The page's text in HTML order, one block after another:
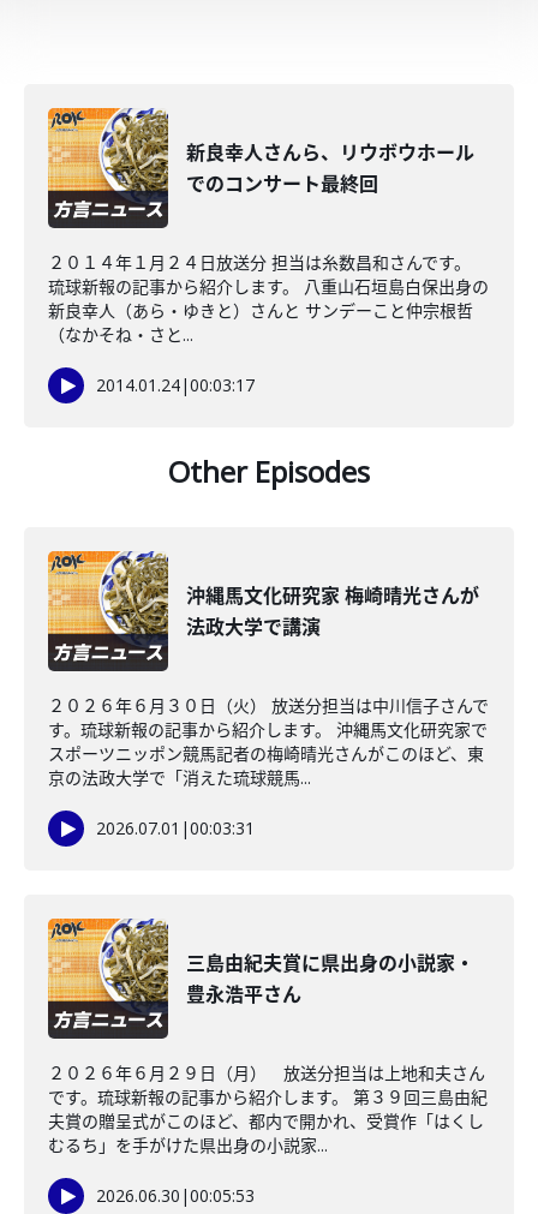
新良幸人さんら、リウボウホール
でのコンサート最終回
２０１４年１月２４日放送分 担当は糸数昌和さんです。
琉球新報の記事から紹介します。 八重山石垣島白保出身の
新良幸人（あら・ゆきと）さんと サンデーこと仲宗根哲
（なかそね・さと...
2014.01.24|00:03:17
Other Episodes
沖縄馬文化研究家 梅崎晴光さんが
法政大学で講演
２０２６年６月３０日（火） 放送分担当は中川信子さんで
す。琉球新報の記事から紹介します。 沖縄馬文化研究家で
スポーツニッポン競馬記者の梅崎晴光さんがこのほど、東
京の法政大学で「消えた琉球競馬...
2026.07.01 |00:03:31
三島由紀夫賞に県出身の小説家・
豊永浩平さん
２０２６年６月２９日（月） 放送分担当は上地和夫さん
です。琉球新報の記事から紹介します。 第３９回三島由紀
夫賞の贈呈式がこのほど、都内で開かれ、受賞作「はくし
むるち」を手がけた県出身の小説家...
2026.06.30 |00:05:53